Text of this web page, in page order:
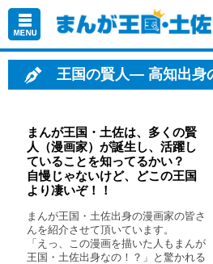
王国の賢人— 高知出身
まんが王国・土佐は、多くの賢
人（漫画家）が誕生し、活躍し
ていることを知ってるかい？
自慢じゃないけど、どこの王国
より凄いぞ！！
まんが王国・土佐出身の漫画家の皆さ
んを紹介させて頂いています。
「えっ、この漫画を描いた人もまんが
王国・土佐出身なの！？」と驚かれる